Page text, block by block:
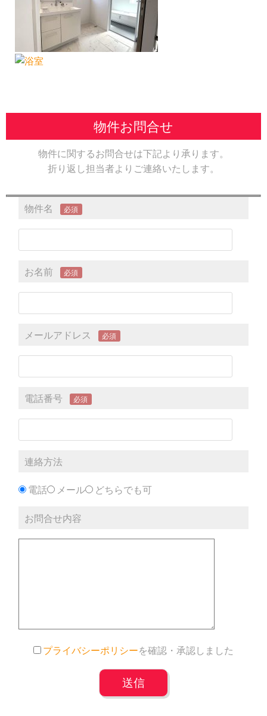
物件お問合せ
物件に関するお問合せは下記より承ります。
折り返し担当者よりご連絡いたします。
物件名 必須
お名前 必須
メールアドレス 必須
電話番号 必須
連絡方法
電話 メール どちらでも可
お問合せ内容
プライバシーポリシーを確認・承認しました